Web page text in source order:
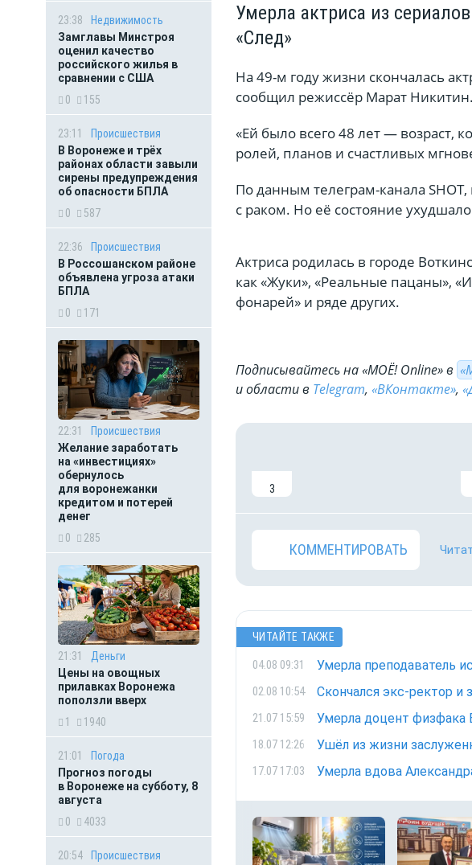
23:38
Недвижимость
Замглавы Минстроя
оценил качество
российского жилья в
сравнении с США
0
155
23:11
Происшествия
В Воронеже и трёх
районах области завыли
сирены предупреждения
об опасности БПЛА
0
587
22:36
Происшествия
В Россошанском районе
объявлена угроза атаки
БПЛА
0
171
22:31
Происшествия
Желание заработать
на «инвестициях»
обернулось
для воронежанки
кредитом и потерей
денег
0
285
21:31
Деньги
Цены на овощных
прилавках Воронежа
поползли вверх
1
1940
21:01
Погода
Прогноз погоды
в Воронеже на субботу, 8
августа
0
4033
20:54
Происшествия
Умерла актриса из
«След»
На 49-м году жизни скончалась
сообщил режиссёр Марат Никитин.
«Ей было всего 48 лет — возраст,
ролей, планов и счастливых
По данным телеграм-канала
с раком. Но её состояние
Актриса родилась в городе
как «Жуки», «Реальные пацаны»,
фонарей» и ряде других.
Подписывайтесь на «МОЁ! Online» в
и области в Telegram, «ВКонтакте»,
3
КОММЕНТИРОВАТЬ
ЧИТАЙТЕ ТАКЖЕ
04.08 09:31 Умерла преподаватель
02.08 10:54 Скончался экс-ректор и
21.07 15:59 Умерла доцент физфака
18.07 12:26 Ушёл из жизни
17.07 17:03 Умерла вдова